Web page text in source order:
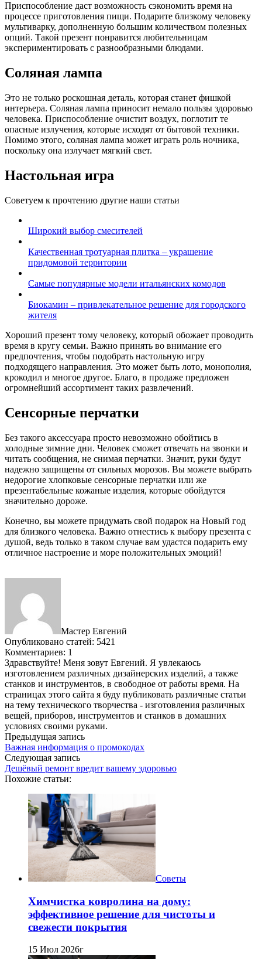
Приспособление даст возможность сэкономить время на
процессе приготовления пищи. Подарите близкому человеку
мультиварку, дополненную большим количеством полезных
опций. Такой презент понравится любительницам
экспериментировать с разнообразными блюдами.
Соляная лампа
Это не только роскошная деталь, которая станет фишкой
интерьера. Соляная лампа приносит немало пользы здоровью
человека. Приспособление очистит воздух, поглотит те
опасные излучения, которые исходят от бытовой техники.
Помимо этого, соляная лампа может играть роль ночника,
поскольку она излучает мягкий свет.
Настольная игра
Советуем к прочтению другие наши статьи
Широкий выбор смесителей
Качественная тротуарная плитка – украшение
придомовой территории
Самые популярные модели итальянских комодов
Биокамин – привлекательное решение для городского
жителя
Хороший презент тому человеку, который обожает проводить
время в кругу семьи. Важно принять во внимание его
предпочтения, чтобы подобрать настольную игру
подходящего направления. Это может быть лото, монополия,
крокодил и многое другое. Благо, в продаже предложен
огромнейший ассортимент таких развлечений.
Сенсорные перчатки
Без такого аксессуара просто невозможно обойтись в
холодные зимние дни. Человек сможет отвечать на звонки и
читать сообщения, не снимая перчатки. Значит, руки будут
надежно защищены от сильных морозов. Вы можете выбрать
недорогие хлопковые сенсорные перчатки или же
презентабельные кожаные изделия, которые обойдутся
значительно дороже.
Конечно, вы можете придумать свой подарок на Новый год
для близкого человека. Важно отнестись к выбору презента с
душой, ведь только в таком случае вам удастся подарить ему
отличное настроение и море положительных эмоций!
Мастер Евгений
Опубликовано статей: 5421
Комментариев: 1
Здравствуйте! Меня зовут Евгений. Я увлекаюсь
изготовлением различных дизайнерских изделий, а также
станков и инструментов, в свободное от работы время. На
страницах этого сайта я буду публиковать различные статьи
на тему технического творчества - изготовления различных
вещей, приборов, инструментов и станков в домашних
условиях своими руками.
Предыдущая запись
Важная информация о промокодах
Следующая запись
Дешёвый ремонт вредит вашему здоровью
Похожие статьи:
Советы
Химчистка ковролина на дому:
эффективное решение для чистоты и
свежести покрытия
15 Июл 2026г